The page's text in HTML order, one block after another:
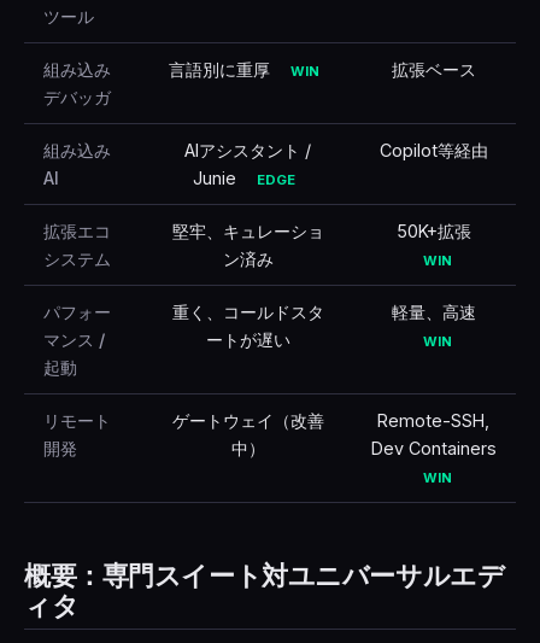
ツール
組み込み
デバッガ
言語別に重厚 WIN 拡張ベース
組み込み
AI
AIアシスタント /
Junie
EDGE
Copilot等経由
拡張エコ
システム
堅牢、キュレーショ
ン済み
50K+拡張
WIN
パフォー
マンス /
起動
重く、コールドスタ
ートが遅い
軽量、高速
WIN
リモート
開発
ゲートウェイ（改善
中）
Remote-SSH,
Dev Containers
WIN
概要：専門スイート対ユニバーサルエデ
ィタ